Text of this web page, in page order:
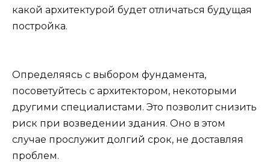
какой архитектурой будет отличаться будущая
постройка.
Определяясь с выбором фундамента,
посоветуйтесь с архитектором, некоторыми
другими специалистами. Это позволит снизить
риск при возведении здания. Оно в этом
случае прослужит долгий срок, не доставляя
проблем.